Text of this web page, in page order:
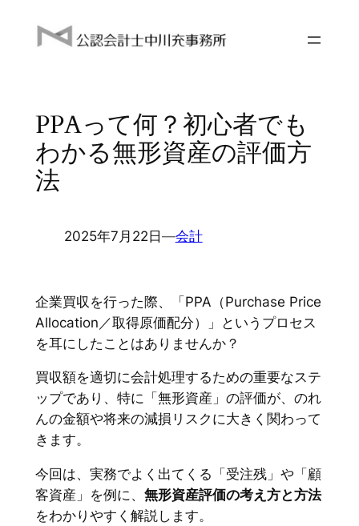
PPAって何？初心者でも
わかる無形資産の評価方
法
2025年7月22日―会計
企業買収を行った際、「PPA（Purchase Price
Allocation／取得原価配分）」というプロセス
を耳にしたことはありませんか？
買収額を適切に会計処理するための重要なステ
ップであり、特に「無形資産」の評価が、のれ
んの金額や将来の減損リスクに大きく関わって
きます。
今回は、実務でよく出てくる「受注残」や「顧
客資産」を例に、 無形資産評価の考え方と方法
をわかりやすく解説します。